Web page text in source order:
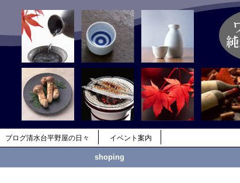
ブログ清水台平野屋の日々 イベント案内
shoping